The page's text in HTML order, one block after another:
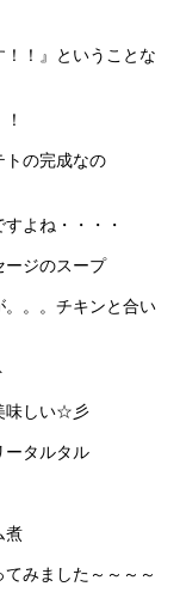
！』ということな
トの完成なの
よね・・・・
。。チキンと合い
味しい☆彡
みました～～～～